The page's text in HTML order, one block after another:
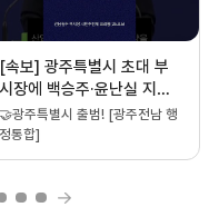
[속보] 전남광주통합특별시
초대 정무부시장 백승주·윤
난실 지명
🤝광주특별시 출범! [광주전남 행
정통합]